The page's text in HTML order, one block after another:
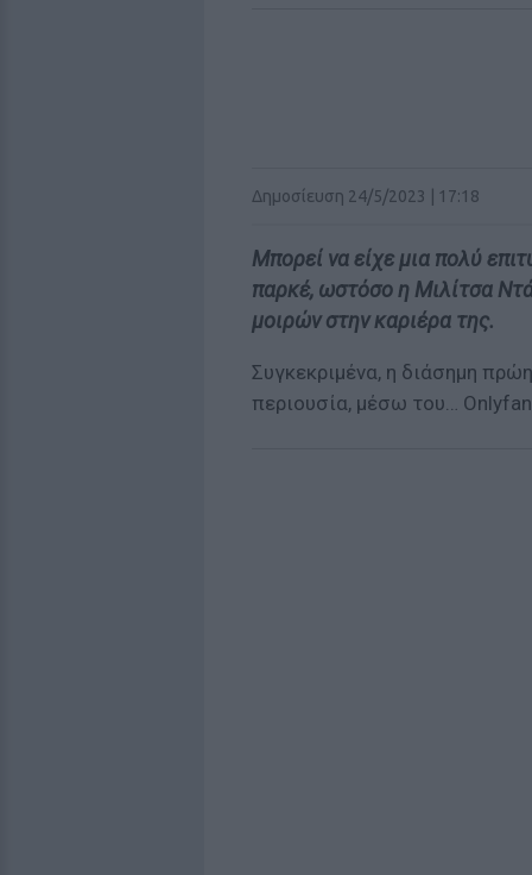
Δημοσίευση 24/5/2023 | 17:18
Μπορεί να είχε μια πολύ
παρκέ, ωστόσο η Μιλίτσα
μοιρών στην καριέρα της.
Συγκεκριμένα, η διάσημη
περιουσία, μέσω του…